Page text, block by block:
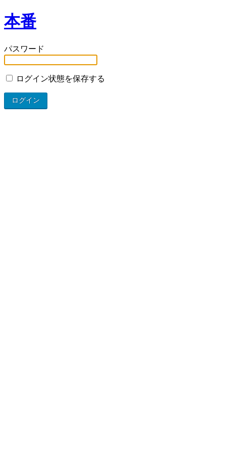
本番
パスワード
ログイン状態を保存する